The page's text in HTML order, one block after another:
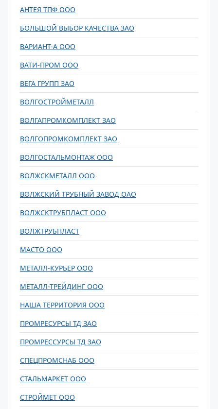
АНТЕЯ ТПФ ООО
БОЛЬШОЙ ВЫБОР КАЧЕСТВА ЗАО
ВАРИАНТ-А ООО
ВАТИ-ПРОМ ООО
ВЕГА ГРУПП ЗАО
ВОЛГОСТРОЙМЕТАЛЛ
ВОЛГАПРОМКОМПЛЕКТ ЗАО
ВОЛГОПРОМКОМПЛЕКТ ЗАО
ВОЛГОСТАЛЬМОНТАЖ ООО
ВОЛЖСКМЕТАЛЛ ООО
ВОЛЖСКИЙ ТРУБНЫЙ ЗАВОД ОАО
ВОЛЖСКТРУБПЛАСТ ООО
ВОЛЖТРУБПЛАСТ
МАСТО ООО
МЕТАЛЛ-КУРЬЕР ООО
МЕТАЛЛ-ТРЕЙДИНГ ООО
НАША ТЕРРИТОРИЯ ООО
ПРОМРЕСУРСЫ ТД ЗАО
ПРОМРЕССУРСЫ ТД ЗАО
СПЕЦПРОМСНАБ ООО
СТАЛЬМАРКЕТ ООО
СТРОЙМЕТ ООО